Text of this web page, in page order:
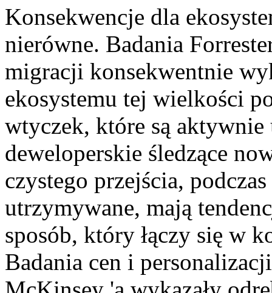
Konsekwencje dla
nierówne. Badania
migracji konsekwentnie
ekosystemu tej wielkości
wtyczek, które są aktywnie
deweloperskie śledzące
czystego przejścia,
utrzymywane, mają
sposób, który łączy się w
Badania cen i